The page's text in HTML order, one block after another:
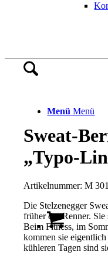
Menü Menü
Sweat-
„Typo-
Artikelnummer:M
Die Stelzenegger
früher der Renner. Sie
Beim Fitness, im
kommen sie
kühleren Tagen sind